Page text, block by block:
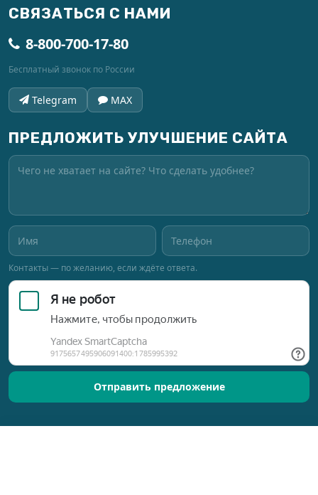
СВЯЗАТЬСЯ С НАМИ
8-800-700-17-80
Бесплатный звонок по России
Telegram MAX
ПРЕДЛОЖИТЬ УЛУЧШЕНИЕ САЙТА
Контакты — по желанию, если ждёте ответа.
Отправить предложение